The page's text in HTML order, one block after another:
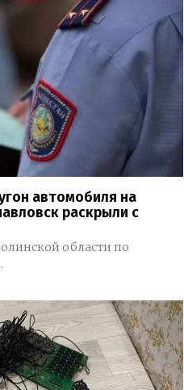
автомобиля на
раскрыли с
области по